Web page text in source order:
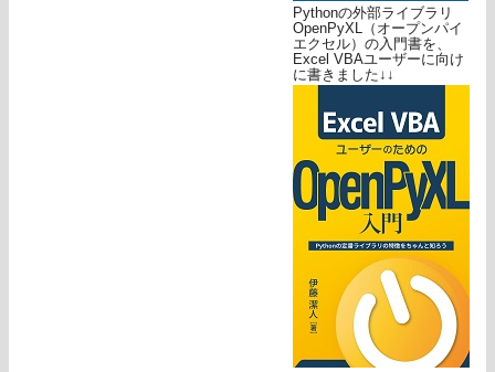
Pythonの外部ライブラリ
OpenPyXL（オープンパイ
エクセル）の入門書を、
Excel VBAユーザーに向け
に書きました↓↓